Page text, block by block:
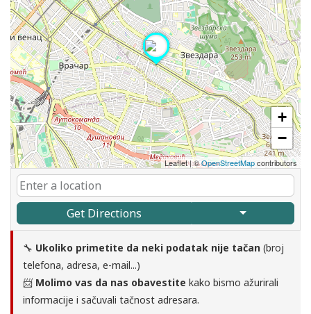
+
−
Leaflet|©OpenStreetMapcontributors
Get Directions
🔧 Ukoliko primetite da neki podatak nije tačan (broj
telefona, adresa, e-mail...)
📨 Molimo vas da nas obavestite kako bismo ažurirali
informacije i sačuvali tačnost adresara.